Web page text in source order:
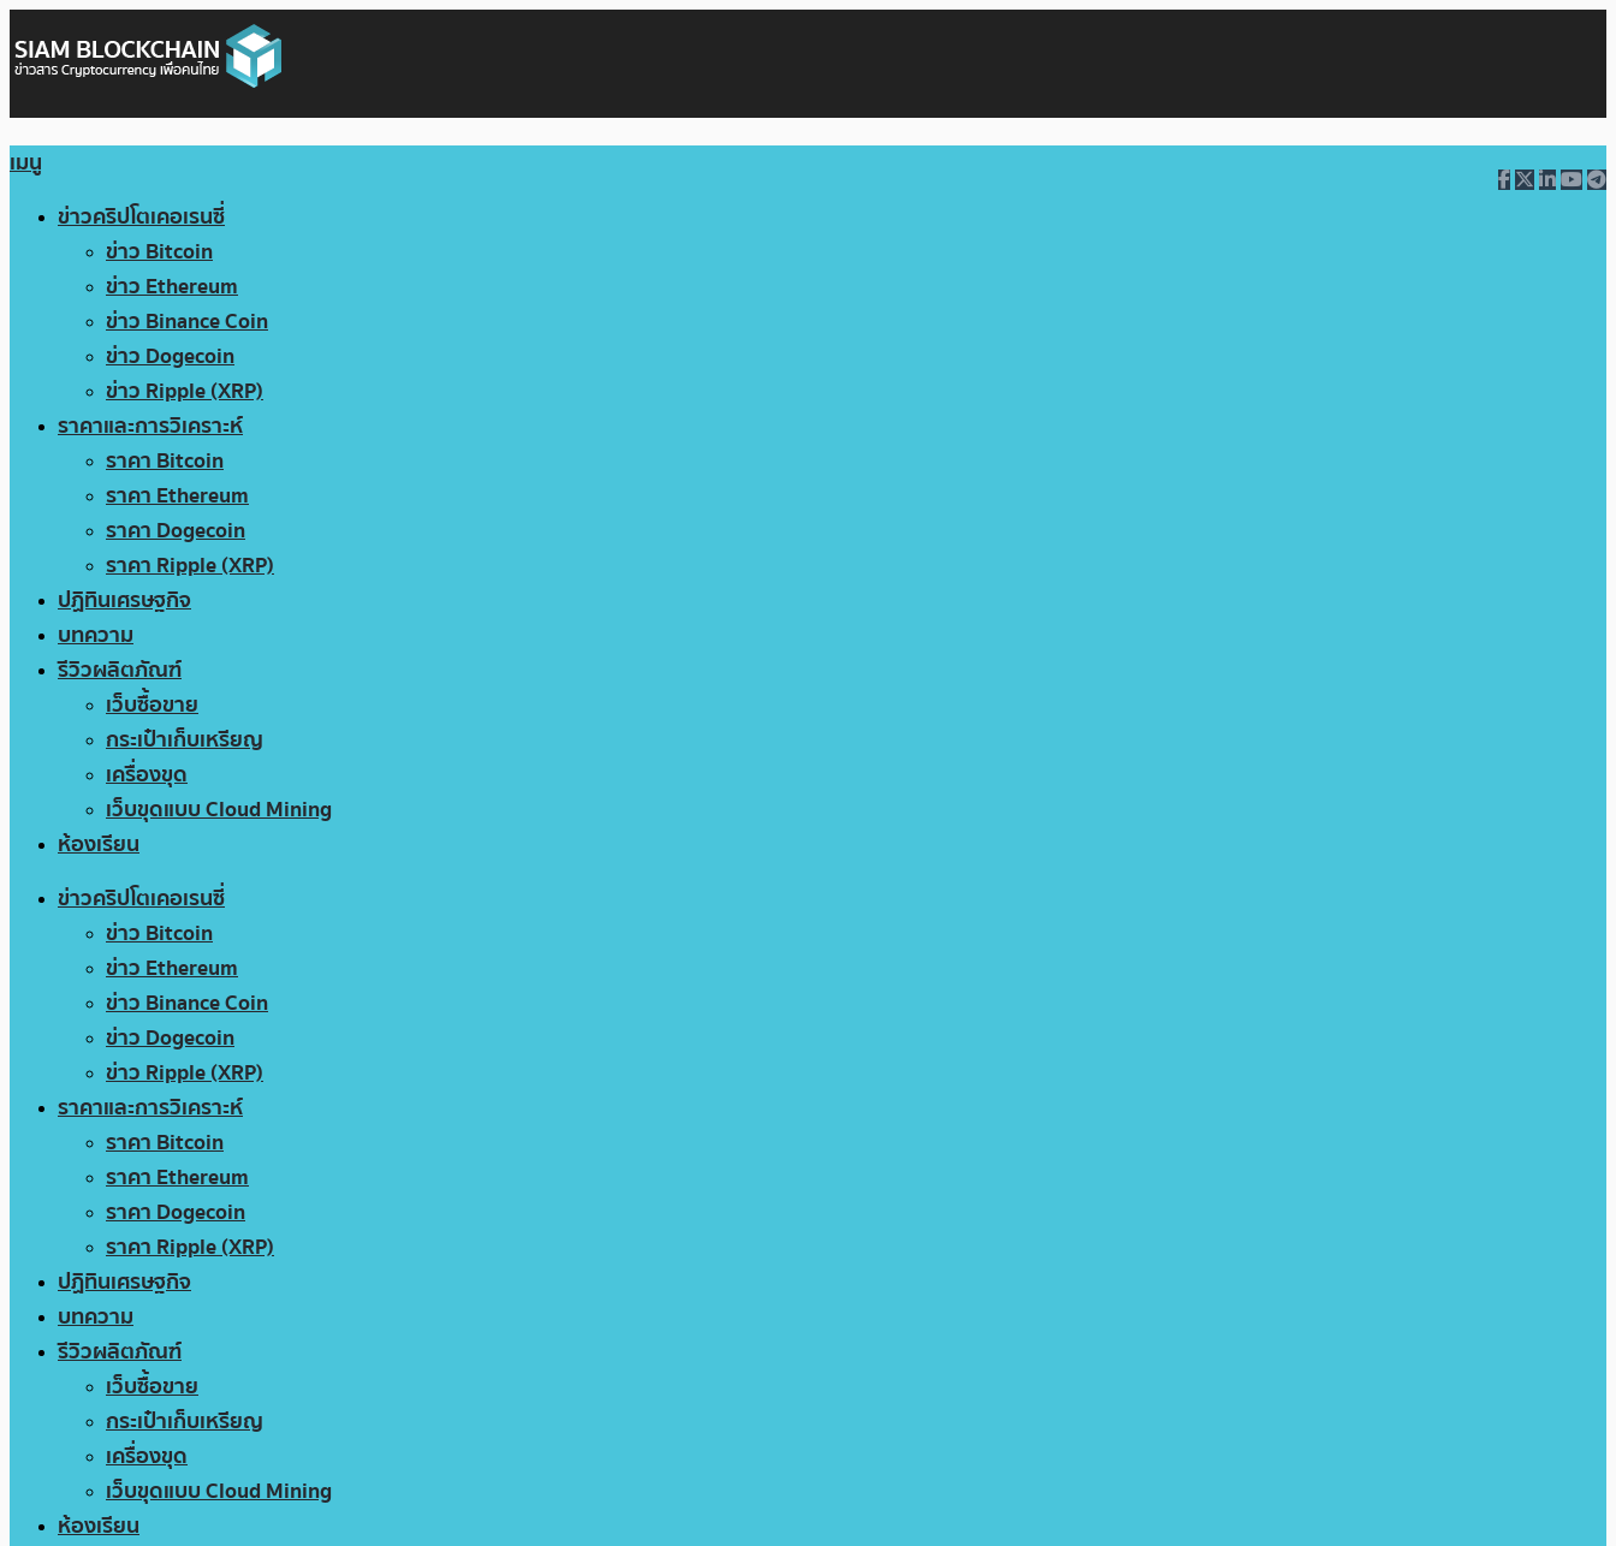
เมนู
ข่าวคริปโตเคอเรนซี่
ข่าว Bitcoin
ข่าว Ethereum
ข่าว Binance Coin
ข่าว Dogecoin
ข่าว Ripple (XRP)
ราคาและการวิเคราะห์
ราคา Bitcoin
ราคา Ethereum
ราคา Dogecoin
ราคา Ripple (XRP)
ปฏิทินเศรษฐกิจ
บทความ
รีวิวผลิตภัณฑ์
เว็บซื้อขาย
กระเป๋าเก็บเหรียญ
เครื่องขุด
เว็บขุดแบบ Cloud Mining
ห้องเรียน
ข่าวคริปโตเคอเรนซี่
ข่าว Bitcoin
ข่าว Ethereum
ข่าว Binance Coin
ข่าว Dogecoin
ข่าว Ripple (XRP)
ราคาและการวิเคราะห์
ราคา Bitcoin
ราคา Ethereum
ราคา Dogecoin
ราคา Ripple (XRP)
ปฏิทินเศรษฐกิจ
บทความ
รีวิวผลิตภัณฑ์
เว็บซื้อขาย
กระเป๋าเก็บเหรียญ
เครื่องขุด
เว็บขุดแบบ Cloud Mining
ห้องเรียน